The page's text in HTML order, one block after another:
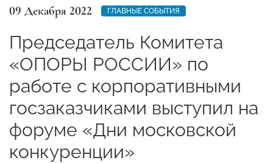
09 Декабря 2022 ГЛАВНЫЕ СОБЫТИЯ
Председатель Комитета
«ОПОРЫ РОССИИ» по
работе с корпоративными
госзаказчиками выступил на
форуме «Дни московской
конкуренции»